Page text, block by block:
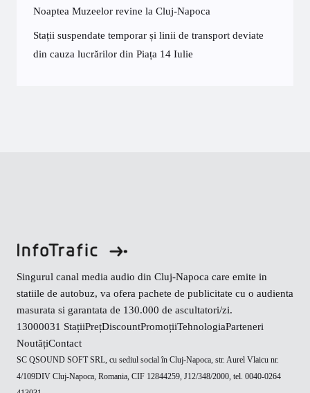
Noaptea Muzeelor revine la Cluj-Napoca
Stații suspendate temporar și linii de transport deviate
din cauza lucrărilor din Piața 14 Iulie
Singurul canal media audio din Cluj-Napoca care emite in
statiile de autobuz, va ofera pachete de publicitate cu o audienta
masurata si garantata de 130.000 de ascultatori/zi.
13000031 StațiiPrețDiscountPromoțiiTehnologiaParteneri
NoutățiContact
SC QSOUND SOFT SRL, cu sediul social în Cluj-Napoca, str. Aurel Vlaicu nr.
4/109DIV Cluj-Napoca, Romania, CIF 12844259, J12/348/2000, tel. 0040-0264